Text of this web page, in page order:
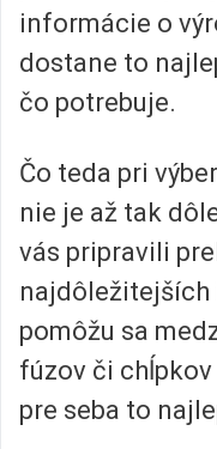
informácie o
dostane to
čo potrebuje.
Čo teda pri
nie je až tak
vás pripravili
pomôžu sa
fúzov či
pre seba to